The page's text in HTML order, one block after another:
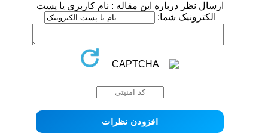
ارسال نظر درباره این مقاله : نام کاربری یا پست
الکترونیک شما: